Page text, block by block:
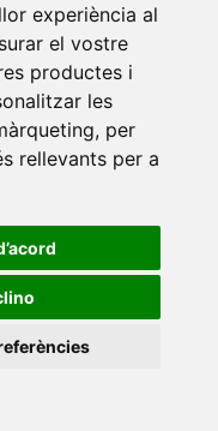
experiència al
el vostre
productes i
les
, per
rellevants per a
Autònoma de
• Universitat
de Girona
•Universitat
Jaume I
Miguel Hernández
Politècnica de
de València
Ramon Llull
de Sàsser•
de Vic -